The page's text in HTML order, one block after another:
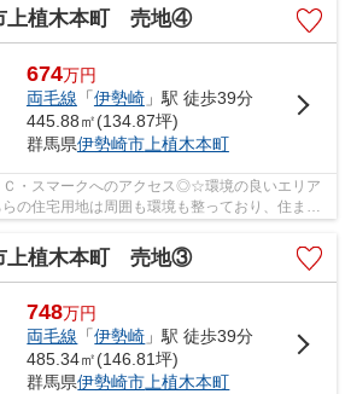
上植木本町 売地④
674万円
両毛線 「伊勢崎」駅 徒歩39分
445.88㎡(134.87坪)
群馬県伊勢崎市上植木本町
Ｃ・スマークへのアクセス◎☆環境の良いエリア
の住宅用地は周囲も環境も整っており、住まい
上植木本町 売地③
748万円
両毛線 「伊勢崎 」駅 徒歩39分
485.34㎡(146.81坪)
群馬県伊勢崎市上植木本町